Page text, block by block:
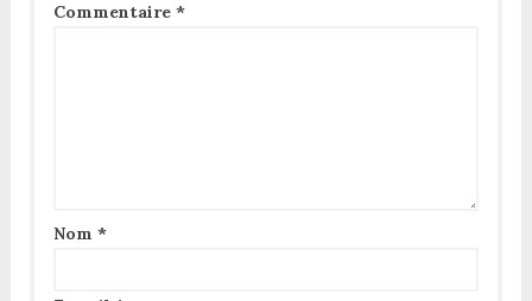
Commentaire *
Nom *